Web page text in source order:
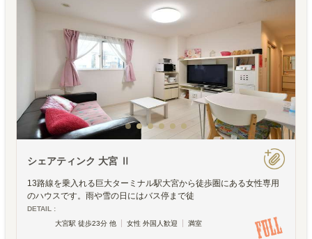
シェアティンク 大宮 Ⅱ
13路線を乗入れる巨大ターミナル駅大宮から徒歩圏にある女性専用
のハウスです。雨や雪の日にはバス停まで徒
DETAIL :
大宮駅 徒歩23分 他
女性 外国人歓迎 満室